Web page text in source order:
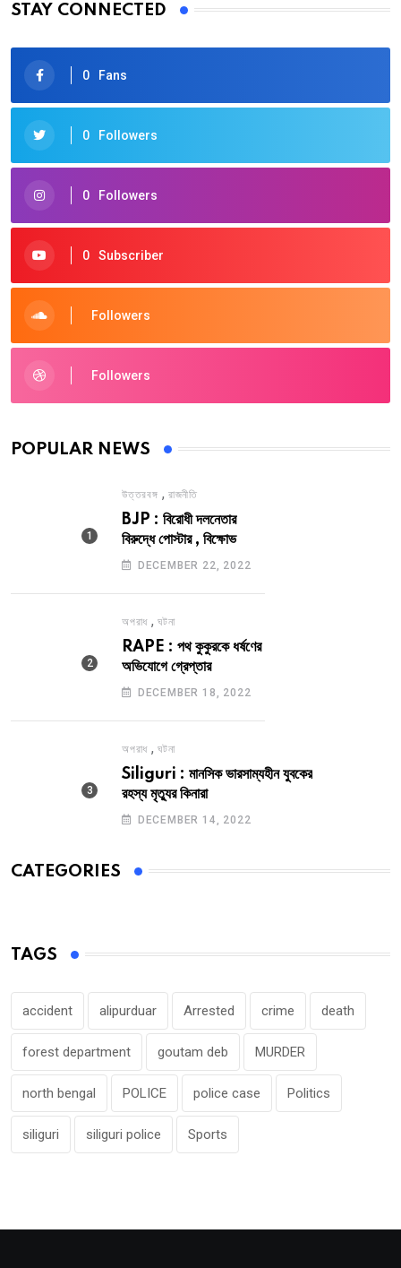
STAY CONNECTED
0 Fans
0 Followers
0 Followers
0 Subscriber
Followers
Followers
POPULAR NEWS
উত্তরবঙ্গ , রাজনীতি
BJP : বিরোধী দলনেতার
বিরুদ্ধে পোস্টার , বিক্ষোভ
DECEMBER 22, 2022
অপরাধ ,ঘটনা
RAPE : পথ কুকুরকে ধর্ষণের
অভিযোগে গ্রেপ্তার
DECEMBER 18, 2022
অপরাধ ,ঘটনা
Siliguri : মানসিক ভারসাম্যহীন যুবকের
রহস্য মৃত্যুর কিনারা
DECEMBER 14, 2022
CATEGORIES
TAGS
accident alipurduar Arrested crime death
forest department goutam deb MURDER
north bengal POLICE police case Politics
siliguri siliguri police Sports